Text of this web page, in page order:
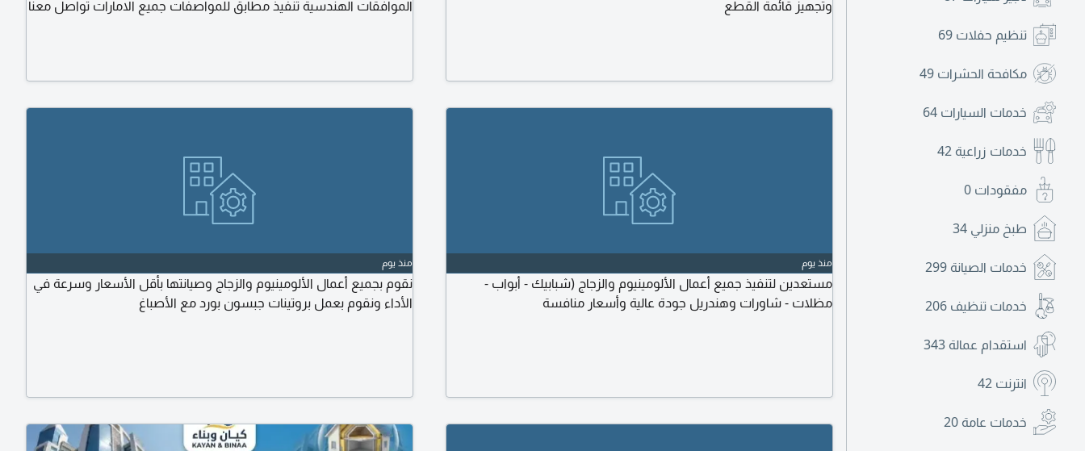
تنظيم حفلات 69
مكافحة الحشرات 49
خدمات السيارات 64
خدمات زراعية 42
مفقودات 0
طبخ منزلي 34
خدمات الصيانة 299
خدمات تنظيف 206
استقدام عمالة 343
انترنت 42
خدمات عامة 20
وتجهيز قائمة القطع
الموافقات الهندسية تنفيذ مطابق للمواصفات جميع الامارات تواصل معنا
منذ يوم
مستعدين لتنفيذ جميع أعمال الألومينيوم والزجاج (شبابيك - أبواب -
مظلات - شاورات وهندريل جودة عالية وأسعار منافسة
منذ يوم
نقوم بجميع أعمال الألومينيوم والزجاج وصيانتها بأقل الأسعار وسرعة في
الأداء ونقوم بعمل بروتينات جبسون بورد مع الأصباغ